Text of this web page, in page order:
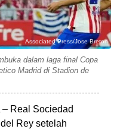
Associated Press/Jose Breton
dalam laga final Copa
Madrid di Stadion de
Real Sociedad
Rey setelah